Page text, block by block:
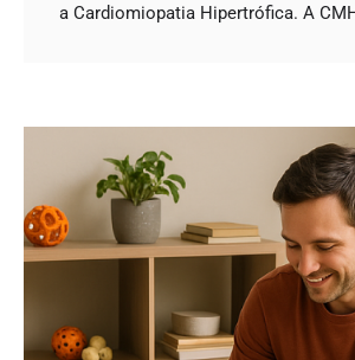
a Cardiomiopatia Hipertrófica. A